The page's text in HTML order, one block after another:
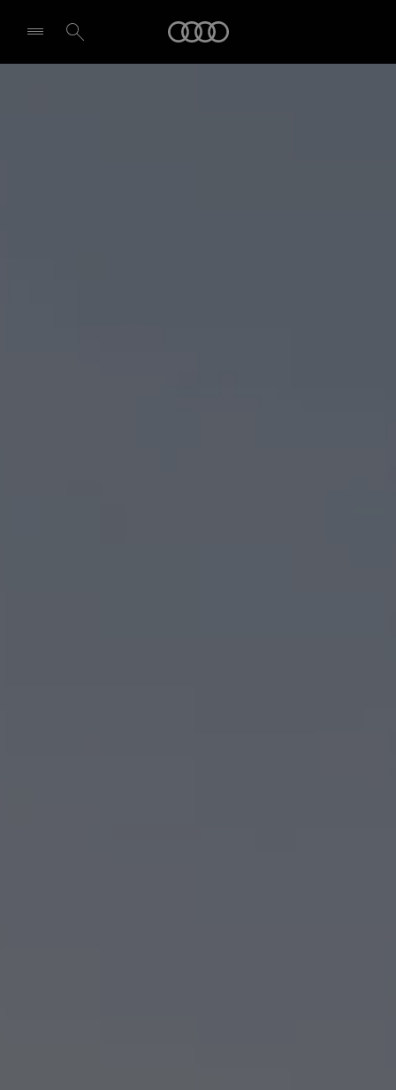
Pagrindiniai akcentai
Konfigūruokite